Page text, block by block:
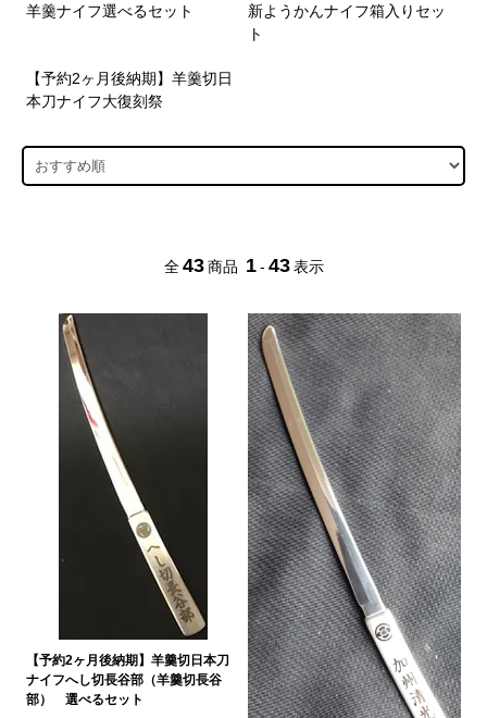
羊羹ナイフ選べるセット
新ようかんナイフ箱入りセッ
ト
【予約2ヶ月後納期】羊羹切日
本刀ナイフ大復刻祭
全 43 商品 1 - 43 表示
【予約2ヶ月後納期】羊羹切日本刀
ナイフへし切長谷部（羊羹切長谷
部） 選べるセット